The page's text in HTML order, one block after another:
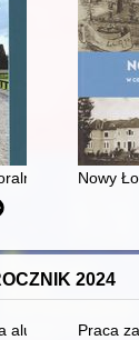
synówNowy
2024
alumnów Praca